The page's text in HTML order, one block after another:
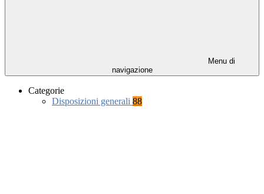
Menu di
navigazione
Categorie
Disposizioni generali 88